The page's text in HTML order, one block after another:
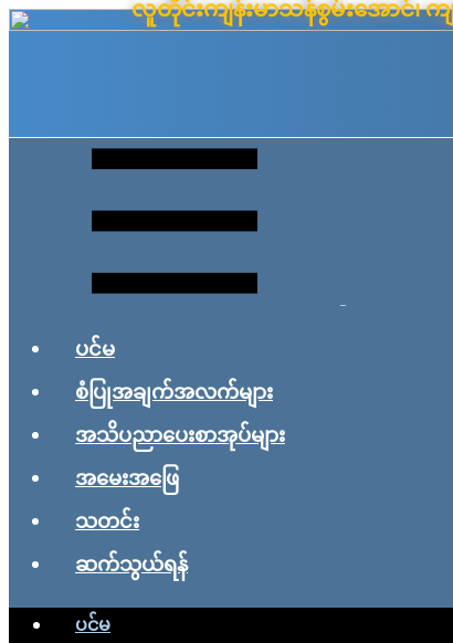
Skip
လူတိုင်းကျန်းမာသန်စွမ်းအောင်၊
ပင်မ
စံပြုအချက်အလက်များ
အသိပညာပေးစာအုပ်များ
အမေးအဖြေ
သတင်း
ဆက်သွယ်ရန်
ပင်မ